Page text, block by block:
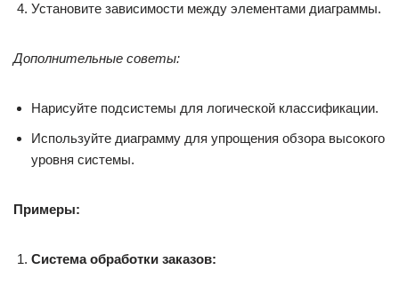
Установите зависимости между элементами диаграммы.
Дополнительные советы:
Нарисуйте подсистемы для логической классификации.
Используйте диаграмму для упрощения обзора высокого
уровня системы.
Примеры:
Система обработки заказов: